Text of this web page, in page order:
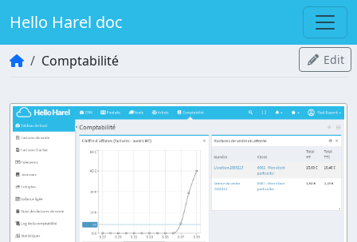
Hello Harel doc
Comptabilité Edit